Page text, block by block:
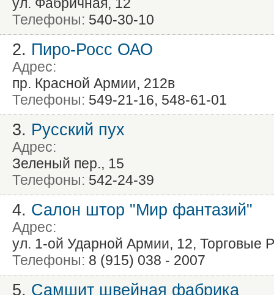
ул. Фабричная, 12
Телефоны: 540-30-10
2. Пиро-Росс ОАО
Адрес:
пр. Красной Армии, 212в
Телефоны: 549-21-16, 548-61-01
3. Русский пух
Адрес:
Зеленый пер., 15
Телефоны: 542-24-39
4. Салон штор "Мир фантазий"
Адрес:
ул. 1-ой Ударной Армии, 12, Торговые
Телефоны: 8 (915) 038 - 2007
5. Самшит швейная фабрика